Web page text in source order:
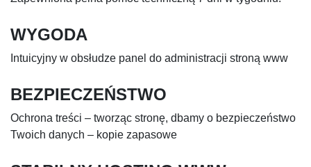
WYGODA
Intuicyjny w obsłudze panel do administracji stroną www
BEZPIECZEŃSTWO
Ochrona treści – tworząc stronę, dbamy o bezpieczeństwo
Twoich danych – kopie zapasowe